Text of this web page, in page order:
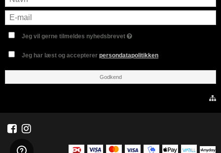
Jeg vil gerne tilmeldes nyhedsbrevet
Jeg har læst og acceptererpersondatapolitikken
Godkend